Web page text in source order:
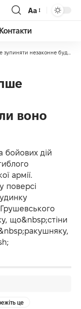
Аа
Контакти
будівництво тоді, коли воно тільки почалося
воно
бойових дій
армії.
поверсі
що&nbsp;стіни